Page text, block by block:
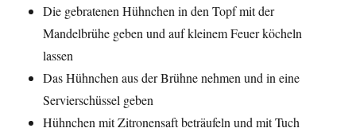
Die gebratenen Hühnchen in den Topf mit der
Mandelbrühe geben und auf kleinem Feuer köcheln
lassen
Das Hühnchen aus der Brühne nehmen und in eine
Servierschüssel geben
Hühnchen mit Zitronensaft beträufeln und mit Tuch